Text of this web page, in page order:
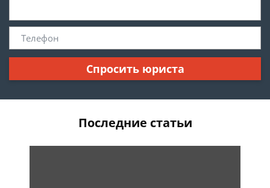
Спросить юриста
Последние статьи